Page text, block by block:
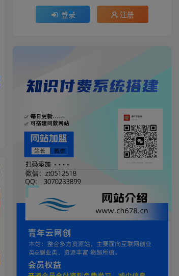
登录 注册